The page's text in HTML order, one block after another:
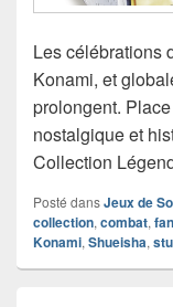
Les célébrations
Konami, et
prolongent.
nostalgique et
Collection
Posté dansJeux de
collection, combat,
Konami, Shueisha,